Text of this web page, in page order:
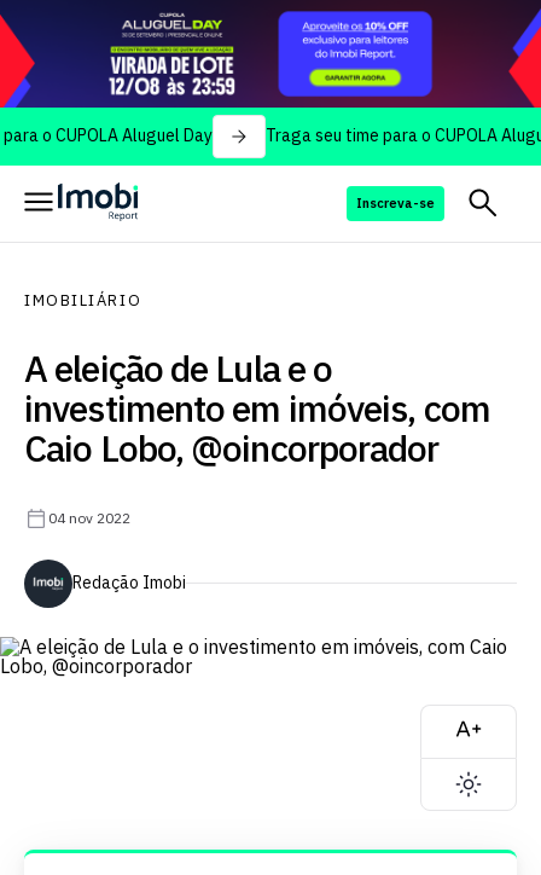
Aluguel Day Traga seu time para o CUPOLA Aluguel Day
Inscreva-se
IMOBILIÁRIO
A eleição de Lula e o
investimento em imóveis, com
Caio Lobo, @oincorporador
04 nov 2022
Redação Imobi